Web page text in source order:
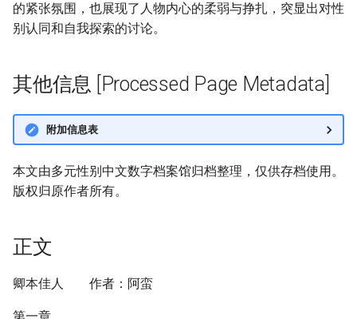
的紧张氛围，也展现了人物内心的柔弱与挣扎，突显出对性
别认同和自我探索的讨论。
其他信息 [Processed Page Metadata]
附加信息表
本文由多元性别中文数字档案馆归档整理，仅供存档使用。
版权归原作者所有。
正文
卿本佳人 作者：阿蛮